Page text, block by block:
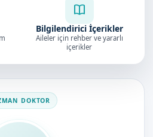
Bilgilendirici İçerikler
Aileler için rehber ve yararlı
içerikler